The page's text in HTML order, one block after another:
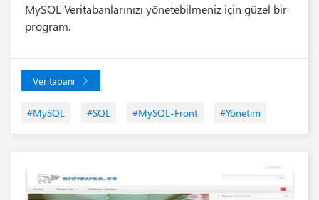
MySQL Veritabanlarınızı yönetebilmeniz için güzel bir
program.
Veritabanı
#MySQL #SQL #MySQL-Front #Yönetim